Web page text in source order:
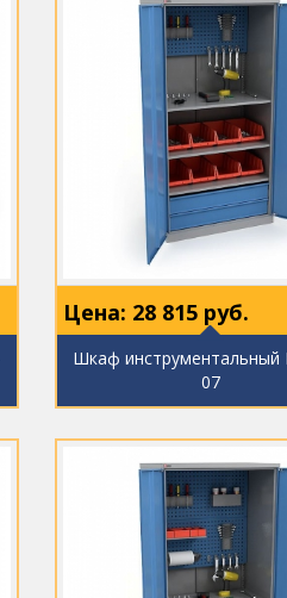
Цена: 28 815 руб.
Шкаф инструментальный
07